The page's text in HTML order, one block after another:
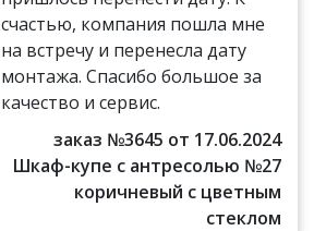
счастью, компания пошла мне
на встречу и перенесла дату
монтажа. Спасибо большое за
качество и сервис.
заказ №3645 от 17.06.2024
Шкаф-купе с антресолью №27
коричневый с цветным
стеклом